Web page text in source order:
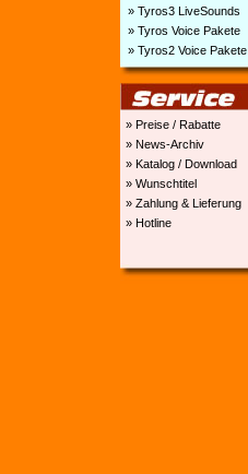
» Tyros3 LiveSounds
» Tyros Voice Pakete
» Tyros2 Voice Pakete
» Preise / Rabatte
» News-Archiv
» Katalog / Download
» Wunschtitel
» Zahlung & Lieferung
» Hotline